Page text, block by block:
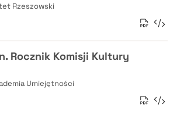
Rzeszowski
Rocznik Komisji Kultury
Umiejętności